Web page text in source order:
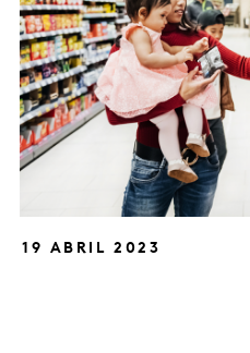
19 ABRIL 2023